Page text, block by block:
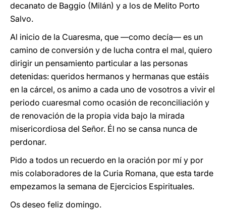
decanato de Baggio (Milán) y a los de Melito Porto
Salvo.
Al inicio de la Cuaresma, que —como decía— es un
camino de conversión y de lucha contra el mal, quiero
dirigir un pensamiento particular a las personas
detenidas: queridos hermanos y hermanas que estáis
en la cárcel, os animo a cada uno de vosotros a vivir el
periodo cuaresmal como ocasión de reconciliación y
de renovación de la propia vida bajo la mirada
misericordiosa del Señor. Él no se cansa nunca de
perdonar.
Pido a todos un recuerdo en la oración por mí y por
mis colaboradores de la Curia Romana, que esta tarde
empezamos la semana de Ejercicios Espirituales.
Os deseo feliz domingo.